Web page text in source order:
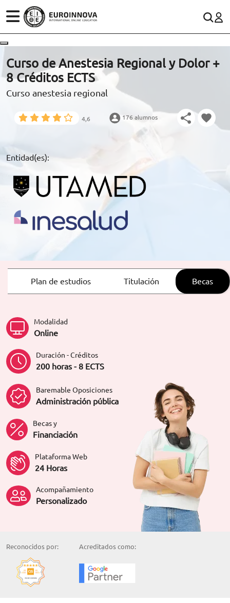
ÁREAS
ESTUDIOS
CONOCE EUROINNOVA
RECURSOS EDUCATIVOS
ORIENTACIÓN LABORAL
(+34)958 050 200(gratuito en España)
900 831 200
formacion@euroinnova.com
TRABAJA CON NOSOTROS
Curso de Anestesia Regional y Dolor +
8 Créditos ECTS
Curso anestesia regional
4,6 176 alumnos
Entidad(es):
Plan de estudios Titulación Becas
Modalidad
Online
Duración - Créditos
200 horas - 8 ECTS
Baremable Oposiciones
Administración pública
Becas y
Financiación
Plataforma Web
24 Horas
Acompañamiento
Personalizado
Reconocidos por: Acreditados como: